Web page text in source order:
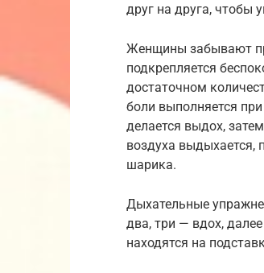
друг на друга, чтобы
Женщины забывают
подкрепляется
достаточном
боли выполняется
делается выдох,
воздуха выдыхается,
шарика.
Дыхательные
два, три — вдох,
находятся на